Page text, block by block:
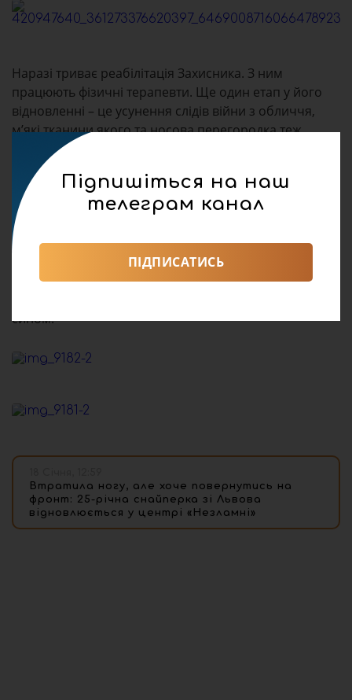
Наразі триває реабілітація Захисника. З ним
працюють фізичні терапевти. Ще один етап у його
відновленні – це усунення слідів війни з обличчя,
мʼякі тканини якого та носова перегородка теж
понівечені уламками. Хірурги центру “Незламні”
разом з одеськими колегами виконають операцію з
реконструкції та пластики носа. А потому спеціалісти
Центру естетичної медицини Першого
медоб’єднання Львова остаточно наведуть красу –
зашліфують рубці та шрами.
Незламний Олег Лучин зізнався, що понад усе мріє
знову стати на ноги. А ще, аби його з дружиною
сином.
Втратила ногу, але хоче повернутись на
фронт: 25-річна снайперка зі Львова
відновлюється у центрі «Незламні»
Підпишіться на наш
телеграм канал
ПІДПИСАТИСЬ